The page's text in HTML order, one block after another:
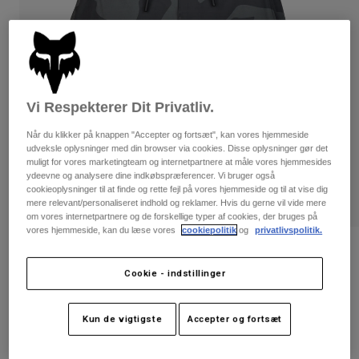
Bukser
Shorts
Jakker
Handsker
Beskyttelser
Briller
Tilbehør
Bukser
Handsker
Protections
Briller
Sokker
Spare parts
Se alle
Women
T-Shirts & Tops
Hoodies og sweatre
Jakker
Bukser & Shorts
Goggles
Socks
Se alle
Moto
Helmets
Jerseys
Guards
Essex Camo Volley Hybrid shorts
Artikelnr.32317
Price reduced from
274,5 kr 50% OFF
Vi Respekterer Dit Privatliv.
Når du klikker på knappen "Accepter og fortsæt", kan vores hjemmeside
udveksle oplysninger med din browser via cookies. Disse oplysninger gør det
muligt for vores marketingteam og internetpartnere at måle vores hjemmesides
ydeevne og analysere dine indkøbspræferencer. Vi bruger også
cookieoplysninger til at finde og rette fejl på vores hjemmeside og til at vise dig
mere relevant/personaliseret indhold og reklamer. Hvis du gerne vil vide mere
om vores internetpartnere og de forskellige typer af cookies, der bruges på
vores hjemmeside, kan du læse vores
cookiepolitik og privatlivspolitik.
Cookie - indstillinger
Kun de vigtigste Accepter og fortsæt